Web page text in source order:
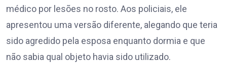
médico por lesões no rosto. Aos policiais, ele
apresentou uma versão diferente, alegando que teria
sido agredido pela esposa enquanto dormia e que
não sabia qual objeto havia sido utilizado.